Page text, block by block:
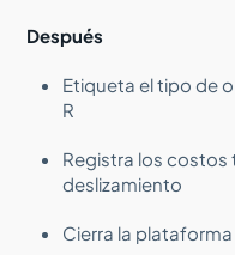
Después
Etiqueta el tipo de
R
Registra los costos
deslizamiento
Cierra la